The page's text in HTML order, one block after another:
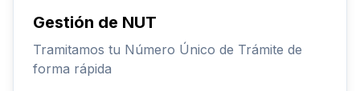
Gestión de NUT
Tramitamos tu Número Único de Trámite de
forma rápida